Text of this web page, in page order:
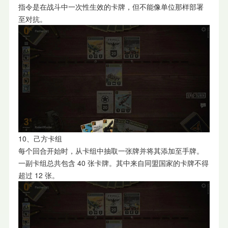
指令是在战斗中一次性生效的卡牌，但不能像单位那样部署
至对抗。
10、己方卡组
每个回合开始时，从卡组中抽取一张牌并将其添加至手牌。
一副卡组总共包含 40 张卡牌。其中来自同盟国家的卡牌不得
超过 12 张。